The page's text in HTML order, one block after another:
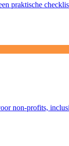
praktische
non-profits,